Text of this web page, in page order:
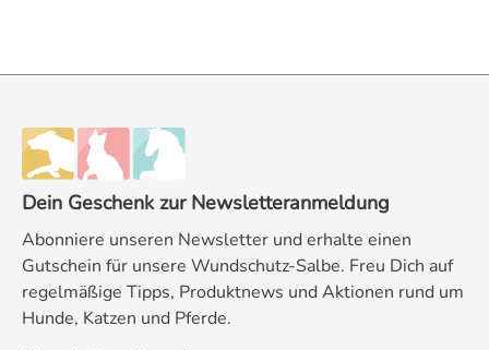
Dein Geschenk zur Newsletteranmeldung
Abonniere unseren Newsletter und erhalte einen
Gutschein für unsere Wundschutz-Salbe. Freu Dich auf
regelmäßige Tipps, Produktnews und Aktionen rund um
Hunde, Katzen und Pferde.